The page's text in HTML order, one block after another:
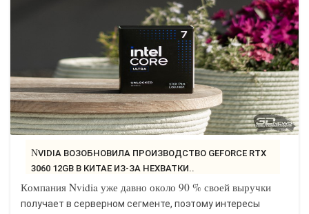
NVIDIA ВОЗОБНОВИЛА ПРОИЗВОДСТВО GEFORCE RTX
3060 12GB В КИТАЕ ИЗ-ЗА НЕХВАТКИ..
Компания Nvidia уже давно около 90 % своей выручки
получает в серверном сегменте, поэтому интересы